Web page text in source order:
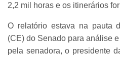
2,2 mil horas e os itinerários
O relatório estava na pauta
(CE) do Senado para análise
pela senadora, o presidente